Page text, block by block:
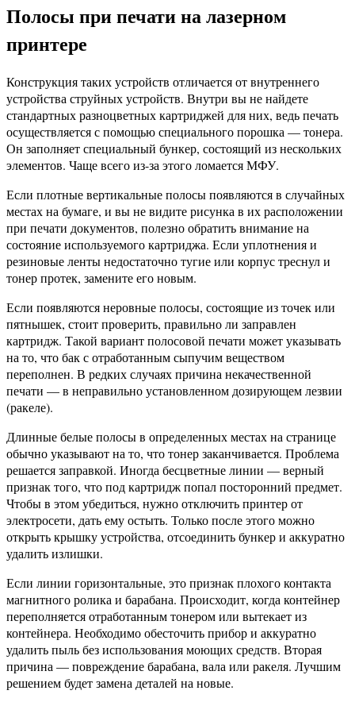
Полосы при печати на лазерном
принтере
Конструкция таких устройств отличается от внутреннего
устройства струйных устройств. Внутри вы не найдете
стандартных разноцветных картриджей для них, ведь печать
осуществляется с помощью специального порошка — тонера.
Он заполняет специальный бункер, состоящий из нескольких
элементов. Чаще всего из-за этого ломается МФУ.
Если плотные вертикальные полосы появляются в случайных
местах на бумаге, и вы не видите рисунка в их расположении
при печати документов, полезно обратить внимание на
состояние используемого картриджа. Если уплотнения и
резиновые ленты недостаточно тугие или корпус треснул и
тонер протек, замените его новым.
Если появляются неровные полосы, состоящие из точек или
пятнышек, стоит проверить, правильно ли заправлен
картридж. Такой вариант полосовой печати может указывать
на то, что бак с отработанным сыпучим веществом
переполнен. В редких случаях причина некачественной
печати — в неправильно установленном дозирующем лезвии
(ракеле).
Длинные белые полосы в определенных местах на странице
обычно указывают на то, что тонер заканчивается. Проблема
решается заправкой. Иногда бесцветные линии — верный
признак того, что под картридж попал посторонний предмет.
Чтобы в этом убедиться, нужно отключить принтер от
электросети, дать ему остыть. Только после этого можно
открыть крышку устройства, отсоединить бункер и аккуратно
удалить излишки.
Если линии горизонтальные, это признак плохого контакта
магнитного ролика и барабана. Происходит, когда контейнер
переполняется отработанным тонером или вытекает из
контейнера. Необходимо обесточить прибор и аккуратно
удалить пыль без использования моющих средств. Вторая
причина — повреждение барабана, вала или ракеля. Лучшим
решением будет замена деталей на новые.